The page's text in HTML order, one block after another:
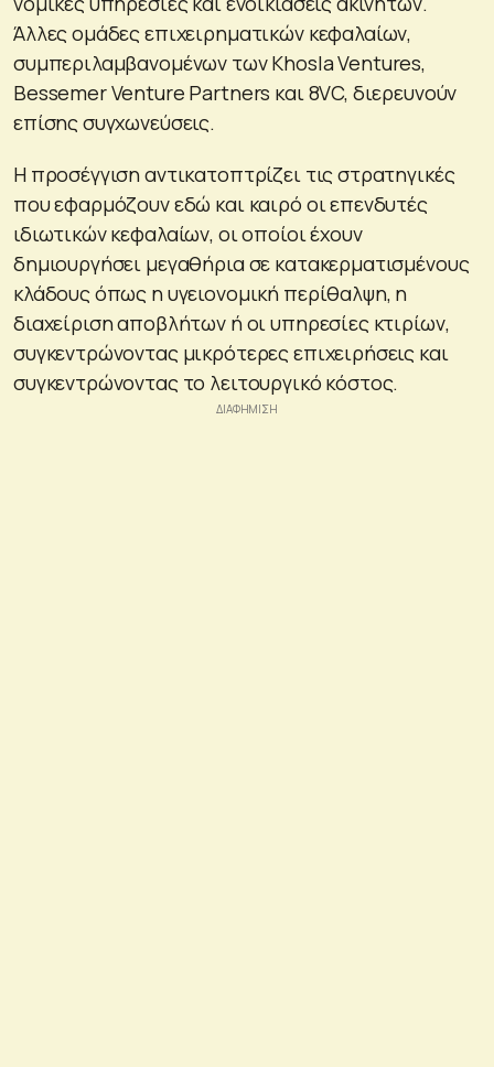
Άλλες ομάδες επιχειρηματικών κεφαλαίων,
συμπεριλαμβανομένων των Khosla Ventures,
Bessemer Venture Partners και 8VC, διερευνούν
επίσης συγχωνεύσεις.
Η προσέγγιση αντικατοπτρίζει τις στρατηγικές
που εφαρμόζουν εδώ και καιρό οι επενδυτές
ιδιωτικών κεφαλαίων, οι οποίοι έχουν
δημιουργήσει μεγαθήρια σε κατακερματισμένους
κλάδους όπως η υγειονομική περίθαλψη, η
διαχείριση αποβλήτων ή οι υπηρεσίες κτιρίων,
συγκεντρώνοντας μικρότερες επιχειρήσεις και
συγκεντρώνοντας το λειτουργικό κόστος.